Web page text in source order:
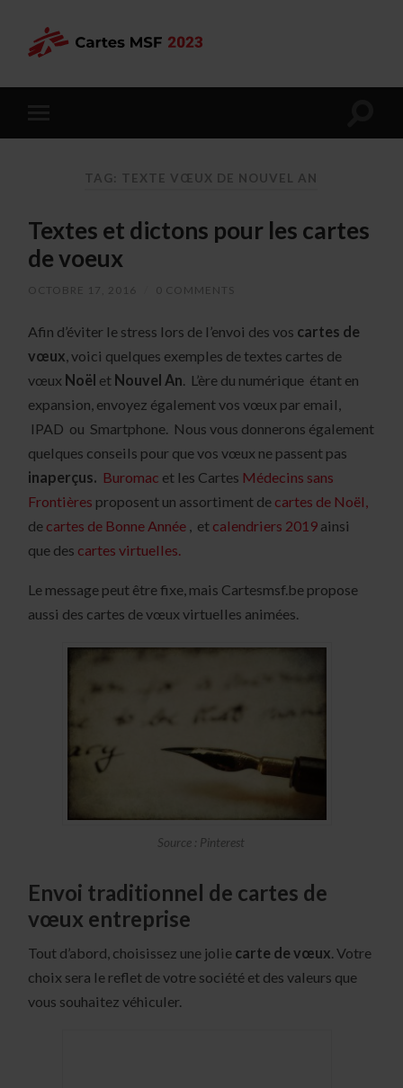
TAG: TEXTE VŒUX DE NOUVEL AN
Textes et dictons pour les cartes
de voeux
OCTOBRE 17, 2016 0 COMMENTS
Afin d’éviter le stress lors de l’envoi des vos cartes de
vœux , voici quelques exemples de textes cartes de
vœux Noël et Nouvel An . L’ère du numérique étant en
expansion, envoyez également vos vœux par email,
IPAD ou Smartphone. Nous vous donnerons également
quelques conseils pour que vos vœux ne passent pas
inaperçus. Buromac et les Cartes Médecins sans
Frontières proposent un assortiment de cartes de Noël,
de cartes de Bonne Année , et calendriers 2019 ainsi
que des cartes virtuelles.
Le message peut être fixe, mais Cartesmsf.be propose
aussi des cartes de vœux virtuelles animées.
Source : Pinterest
Envoi traditionnel de cartes de
vœux entreprise
Tout d’abord, choisissez une jolie carte de vœux. Votre
choix sera le reflet de votre société et des valeurs que
vous souhaitez véhiculer.